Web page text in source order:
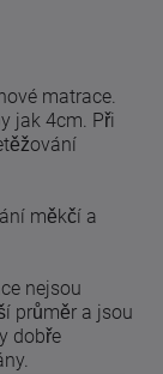
matrace.
jak 4cm. Při
měkčí a
nejsou
průměr a jsou
dobře